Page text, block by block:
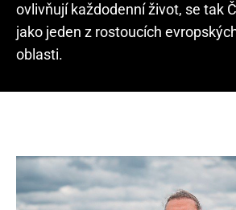
ovlivňují každodenní život, se tak
jako jeden z rostoucích
oblasti.